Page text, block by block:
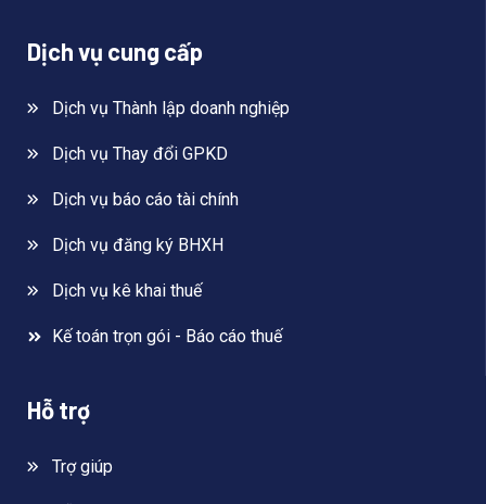
Dịch vụ cung cấp
Dịch vụ Thành lập doanh nghiệp
Dịch vụ Thay đổi GPKD
Dịch vụ báo cáo tài chính
Dịch vụ đăng ký BHXH
Dịch vụ kê khai thuế
Kế toán trọn gói - Báo cáo thuế
Hỗ trợ
Trợ giúp